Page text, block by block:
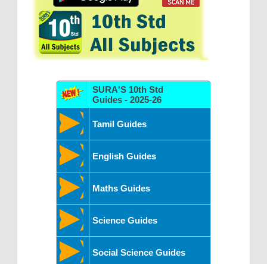
SURA'S 10th Std
Guides - 2025-26
Tamil Guides
English Guides
Maths Guides
Science Guides
Social Science Guides